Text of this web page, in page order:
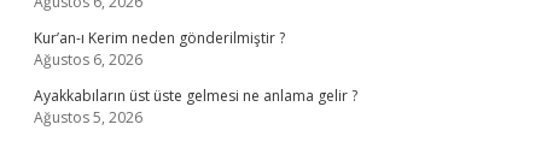
Kur’an-ı Kerim neden gönderilmiştir ?
Ağustos 6, 2026
Ayakkabıların üst üste gelmesi ne anlama gelir ?
Ağustos 5, 2026